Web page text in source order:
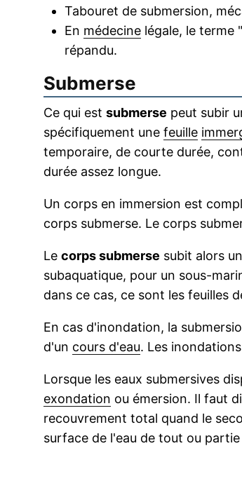
Tabouret de submersion,
En médecine légale, le terme
répandu.
Submerse
Ce qui est submerse peut subir
spécifiquement une feuille
temporaire, de courte durée,
durée assez longue.
Un corps en immersion est
corps submerse. Le corps
Le corps submerse subit alors
subaquatique, pour un sous-
dans ce cas, ce sont les feuilles
En cas d'inondation, la
d'un cours d'eau. Les
Lorsque les eaux submersives
exondation ou émersion. Il faut
recouvrement total quand le
surface de l'eau de tout ou